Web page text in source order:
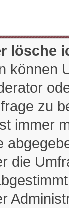
lösche
können
zu
immer
die